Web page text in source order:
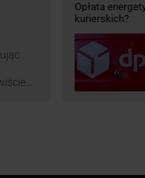
Opłata
kurierskich?